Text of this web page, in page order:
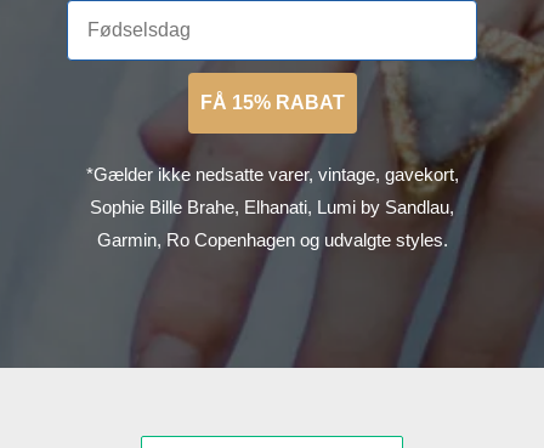
FÅ 15% RABAT
*Gælder ikke nedsatte varer, vintage, gavekort,
Sophie Bille Brahe, Elhanati, Lumi by Sandlau,
Garmin, Ro Copenhagen og udvalgte styles.